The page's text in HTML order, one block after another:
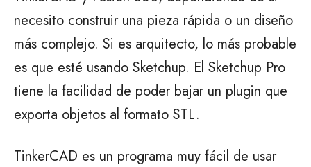
necesito construir una pieza rápida o un diseño
más complejo. Si es arquitecto, lo más probable
es que esté usando Sketchup. El Sketchup Pro
tiene la facilidad de poder bajar un plugin que
exporta objetos al formato STL.
TinkerCAD es un programa muy fácil de usar